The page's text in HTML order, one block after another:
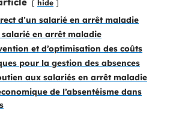
hide
d’un salarié en arrêt maladie
salarié en arrêt maladie
et d’optimisation des coûts
pour la gestion des absences
aux salariés en arrêt maladie
de l’absentéisme dans